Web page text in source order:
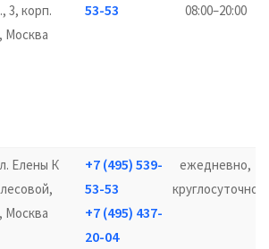
3, корп.
Москва
53-53
08:00–20:00
Елены К
Москва
+7 (495) 539-
53-53
+7 (495) 437-
20-04
ежедневно,
круглосуточно